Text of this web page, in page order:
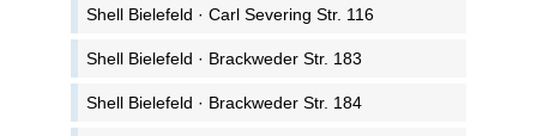
Shell Bielefeld · Carl Severing Str. 116
Shell Bielefeld · Brackweder Str. 183
Shell Bielefeld · Brackweder Str. 184